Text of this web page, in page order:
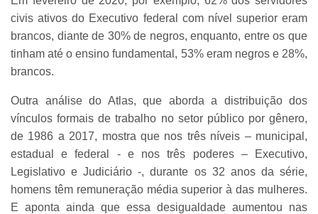
civis ativos do Executivo federal com nível superior eram
brancos, diante de 30% de negros, enquanto, entre os que
tinham até o ensino fundamental, 53% eram negros e 28%,
brancos.
Outra análise do Atlas, que aborda a distribuição dos
vínculos formais de trabalho no setor público por gênero,
de 1986 a 2017, mostra que nos três níveis – municipal,
estadual e federal - e nos três poderes – Executivo,
Legislativo e Judiciário -, durante os 32 anos da série,
homens têm remuneração média superior à das mulheres.
E aponta ainda que essa desigualdade aumentou nas